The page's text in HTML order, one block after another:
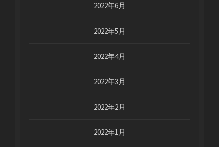
2022年6月
2022年5月
2022年4月
2022年3月
2022年2月
2022年1月